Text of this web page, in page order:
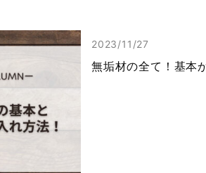
2023/11/27
無垢材の全て！基本